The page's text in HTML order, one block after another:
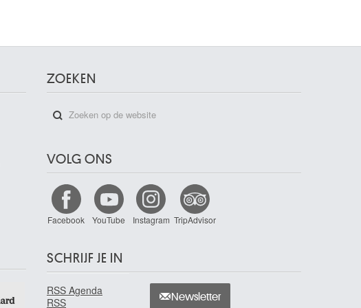
ZOEKEN
VOLG ONS
Facebook YouTube Instagram TripAdvisor
SCHRIJF JE IN
RSS Agenda
RSS
Newsletter